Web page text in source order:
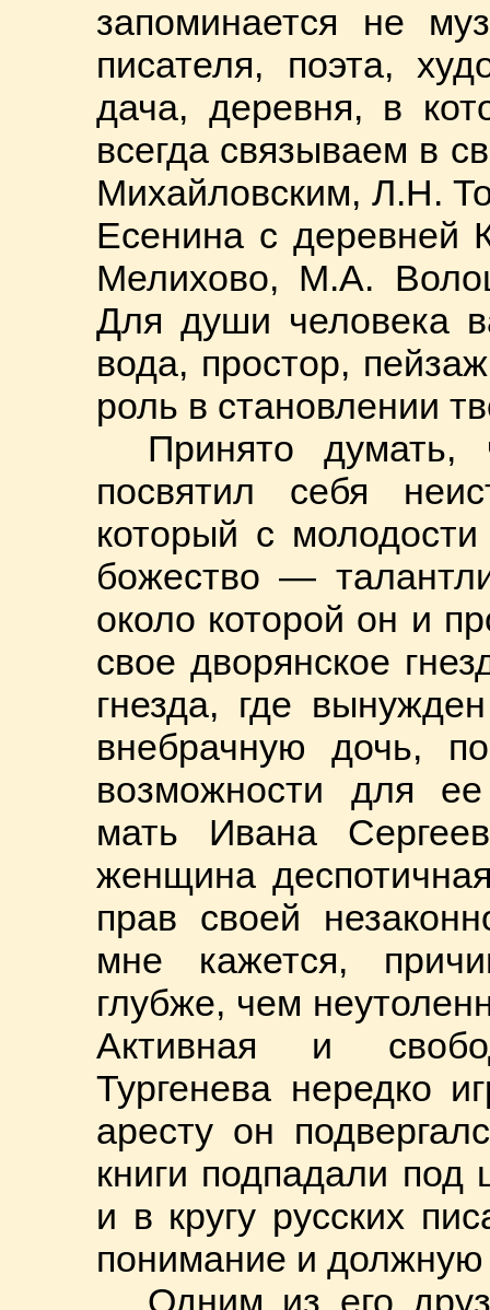
запоминается не
писателя, поэта,
дача, деревня, в
всегда связываем в
Михайловским, Л.Н.
Есенина с деревней
Мелихово, М.А.
Для души человека
вода, простор,
роль в становлении
Принято думать,
посвятил себя
который с
божество —
около которой он и
свое дворянское
гнезда, где
внебрачную дочь,
возможности для
мать Ивана
женщина
прав своей
мне кажется,
глубже, чем
Активная и
Тургенева нередко
аресту он
книги подпадали под
и в кругу русских
понимание и
Одним из его